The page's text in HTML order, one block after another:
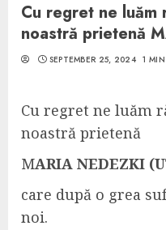
Cu regret ne luăm
noastră prietenă
SEPTEMBER 25, 2024 1
Cu regret ne luăm
noastră prietenă
MARIA NEDEZKI
care după o grea
noi.